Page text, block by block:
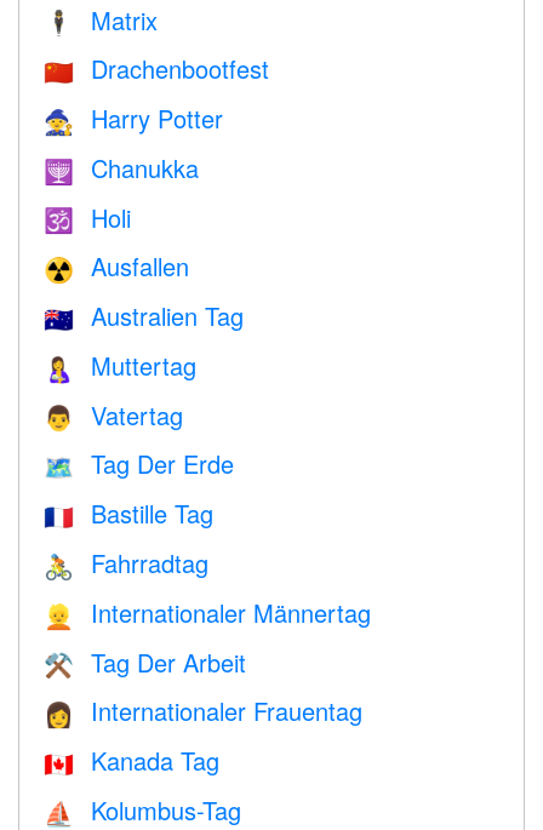
🕴️ Matrix
🇨🇳 Drachenbootfest
🧙 Harry Potter
🕎 Chanukka
🕉 Holi
☢️ Ausfallen
🇦🇺 Australien Tag
🤱 Muttertag
👨 Vatertag
🗺️ Tag Der Erde
🇫🇷 Bastille Tag
🚴 Fahrradtag
👱 Internationaler Männertag
⚒️ Tag Der Arbeit
👩 Internationaler Frauentag
🇨🇦 Kanada Tag
⛵️ Kolumbus-Tag